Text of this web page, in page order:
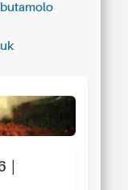
|